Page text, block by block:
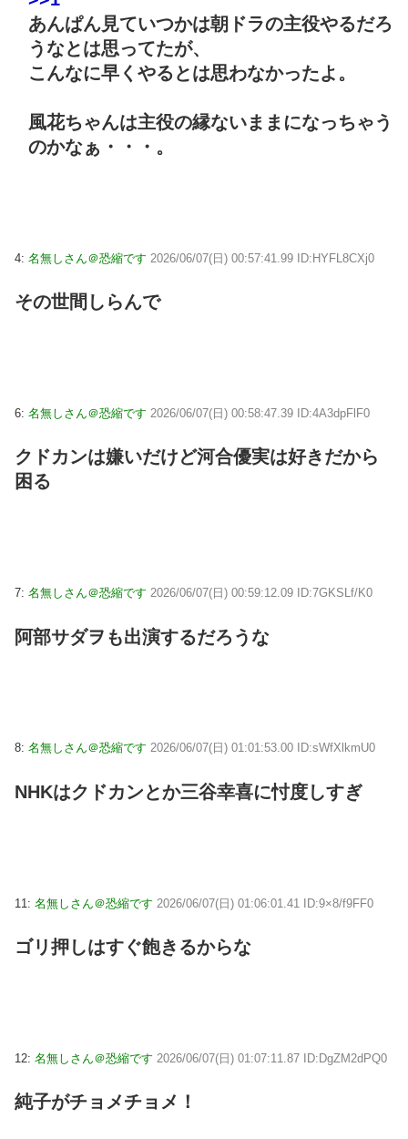
あんぱん見ていつかは朝ドラの主役やるだろ
うなとは思ってたが、
こんなに早くやるとは思わなかったよ。
風花ちゃんは主役の縁ないままになっちゃう
のかなぁ・・・。
4: 名無しさん＠恐縮です 2026/06/07(日) 00:57:41.99 ID:HYFL8CXj0
その世間しらんで
6: 名無しさん＠恐縮です 2026/06/07(日) 00:58:47.39 ID:4A3dpFlF0
クドカンは嫌いだけど河合優実は好きだから
困る
7: 名無しさん＠恐縮です 2026/06/07(日) 00:59:12.09 ID:7GKSLf/K0
阿部サダヲも出演するだろうな
8: 名無しさん＠恐縮です 2026/06/07(日) 01:01:53.00 ID:sWfXlkmU0
NHKはクドカンとか三谷幸喜に忖度しすぎ
11: 名無しさん＠恐縮です 2026/06/07(日) 01:06:01.41 ID:9×8/f9FF0
ゴリ押しはすぐ飽きるからな
12: 名無しさん＠恐縮です 2026/06/07(日) 01:07:11.87 ID:DgZM2dPQ0
純子がチョメチョメ！